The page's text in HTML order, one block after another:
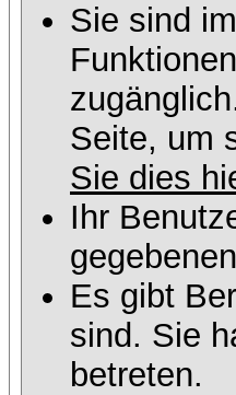
Sie sind
Seite, um
Sie dies
Ihr
Es gibt
sind. Sie
betreten.